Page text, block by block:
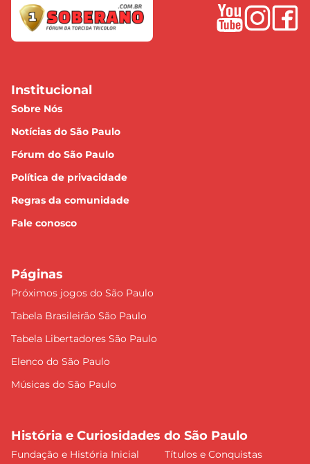
Institucional
Sobre Nós
Notícias do São Paulo
Fórum do São Paulo
Política de privacidade
Regras da comunidade
Fale conosco
Páginas
Próximos jogos do São Paulo
Tabela Brasileirão São Paulo
Tabela Libertadores São Paulo
Elenco do São Paulo
Músicas do São Paulo
História e Curiosidades do São Paulo
Fundação e História Inicial
Títulos e Conquistas